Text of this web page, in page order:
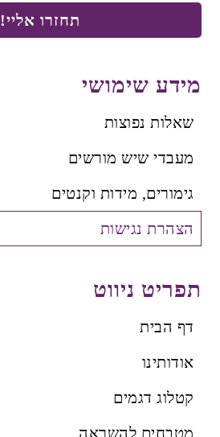
תפריט ניווט
דף הבית
אודותינו
קטלוג דגמים
מטבחים להשראה
מידע שימושי
שאלות נפוצות
מעבדי שיש מורשים
גימורים, מידות וקנטים
הצהרת נגישות
תחזרו אליי!